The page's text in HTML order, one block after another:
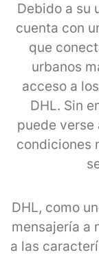
Debido a su
cuenta con
que
urbanos
acceso a
DHL. Sin
puede
condiciones
DHL, como
mensajería a
a las